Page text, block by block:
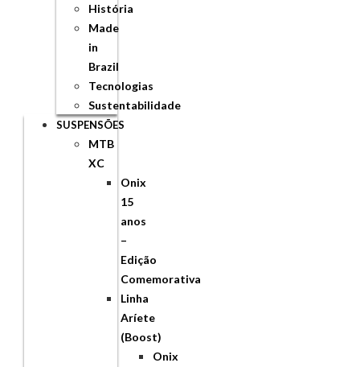
História
Made
in
Brazil
Tecnologias
Sustentabilidade
SUSPENSÕES
MTB
XC
Onix
15
anos
–
Edição
Comemorativa
Linha
Aríete
(Boost)
Onix